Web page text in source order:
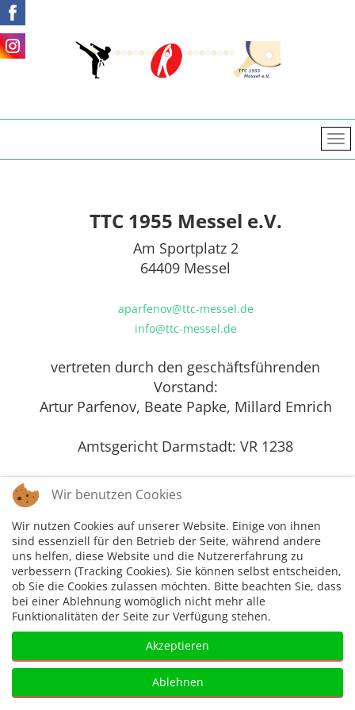
TTC 1955 Messel e.V.
Am Sportplatz 2
64409 Messel
aparfenov@ttc-messel.de
info@ttc-messel.de
vertreten durch den geschäftsführenden
Vorstand:
Artur Parfenov, Beate Papke, Millard Emrich
Amtsgericht Darmstadt: VR 1238
Impressum Disclaimer
Datenschutzer
klärung
Wir benutzen Cookies
Wir nutzen Cookies auf unserer Website. Einige von ihnen
sind essenziell für den Betrieb der Seite, während andere
uns helfen, diese Website und die Nutzererfahrung zu
verbessern (Tracking Cookies). Sie können selbst entscheiden,
ob Sie die Cookies zulassen möchten. Bitte beachten Sie, dass
bei einer Ablehnung womöglich nicht mehr alle
Funktionalitäten der Seite zur Verfügung stehen.
Akzeptieren
Ablehnen